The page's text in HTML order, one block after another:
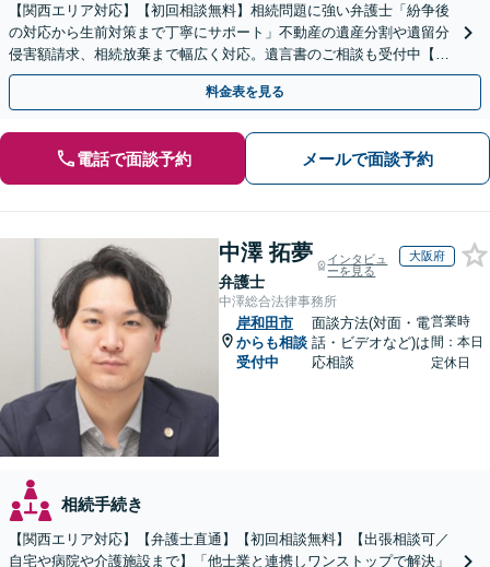
【関西エリア対応】【初回相談無料】相続問題に強い弁護士「紛争後
の対応から生前対策まで丁寧にサポート」不動産の遺産分割や遺留分
侵害額請求、相続放棄まで幅広く対応。遺言書のご相談も受付中【夜
間・休日面談可】【WEB面談】【完全個室】
料金表を見る
電話で面談予約 メールで面談予約
中澤 拓夢
弁護士
インタビュ
ーを見る
大阪府
中澤総合法律事務所
岸和田市
からも相談
受付中
面談方法(対面・電
話・ビデオなど)は
応相談
営業時
間：本日
定休日
相続手続き
【関西エリア対応】【弁護士直通】【初回相談無料】【出張相談可／
自宅や病院や介護施設まで】「他士業と連携しワンストップで解決」